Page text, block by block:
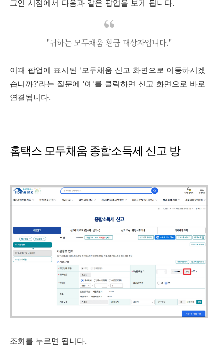
그인 시점에서 다음과 같은 팝업을 보게 됩니다.
"귀하는 모두채움 환급 대상자입니다."
이때 팝업에 표시된 '모두채움 신고 화면으로 이동하시겠
습니까?'라는 질문에 '예'를 클릭하면 신고 화면으로 바로
연결됩니다.
홈택스 모두채움 종합소득세 신고 방
조회를 누르면 됩니다.